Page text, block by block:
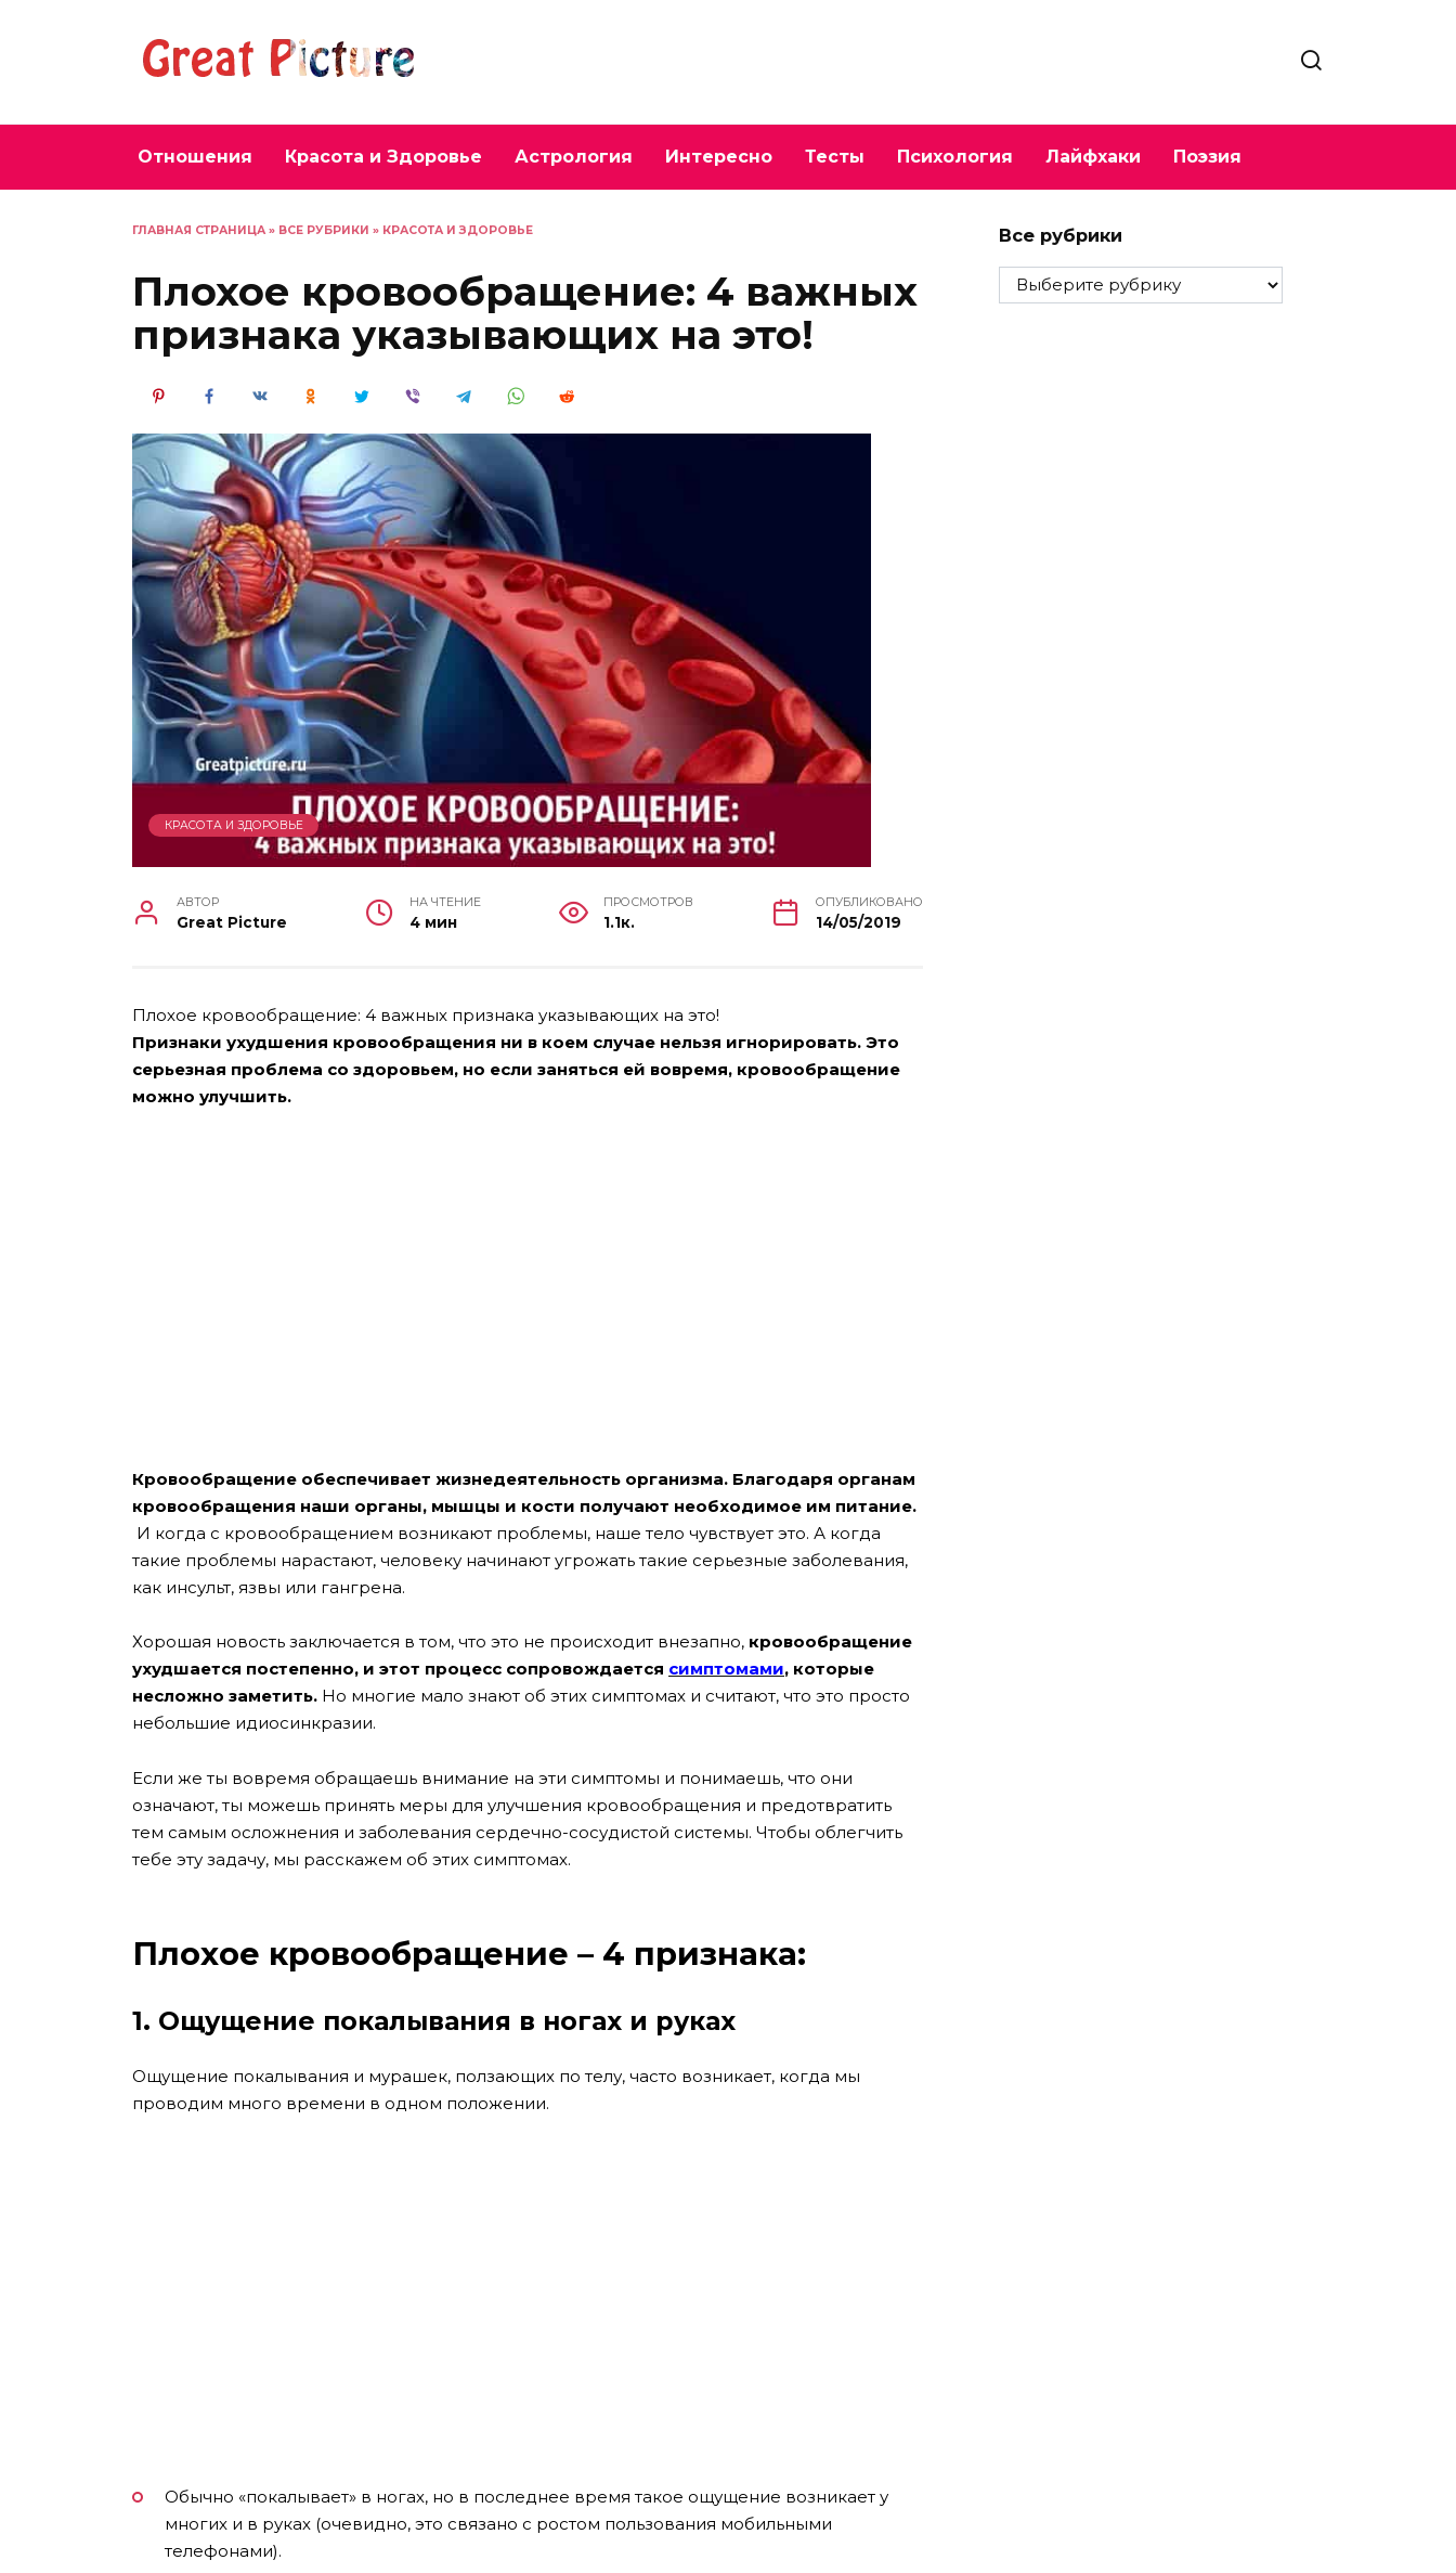
Отношения Красота и Здоровье Астрология Интересно Тесты Психология Лайфхаки Поэзия
ГЛАВНАЯ СТРАНИЦА » ВСЕ РУБРИКИ » КРАСОТА И ЗДОРОВЬЕ
Плохое кровообращение: 4 важных
признака указывающих на это!
КРАСОТА И ЗДОРОВЬЕ
АВТОР
Great Picture
НА ЧТЕНИЕ
4 мин
ПРОСМОТРОВ
1.1к.
ОПУБЛИКОВАНО
14/05/2019
Плохое кровообращение: 4 важных признака указывающих на это!
Признаки ухудшения кровообращения ни в коем случае нельзя игнорировать. Это
серьезная проблема со здоровьем, но если заняться ей вовремя, кровообращение
можно улучшить.
Кровообращение обеспечивает жизнедеятельность организма. Благодаря органам
кровообращения наши органы, мышцы и кости получают необходимое им питание.
И когда с кровообращением возникают проблемы, наше тело чувствует это. А когда
такие проблемы нарастают, человеку начинают угрожать такие серьезные заболевания,
как инсульт, язвы или гангрена.
Хорошая новость заключается в том, что это не происходит внезапно, кровообращение
ухудшается постепенно, и этот процесс сопровождается симптомами, которые
несложно заметить. Но многие мало знают об этих симптомах и считают, что это просто
небольшие идиосинкразии.
Если же ты вовремя обращаешь внимание на эти симптомы и понимаешь, что они
означают, ты можешь принять меры для улучшения кровообращения и предотвратить
тем самым осложнения и заболевания сердечно-сосудистой системы. Чтобы облегчить
тебе эту задачу, мы расскажем об этих симптомах.
Плохое кровообращение – 4 признака:
1. Ощущение покалывания в ногах и руках
Ощущение покалывания и мурашек, ползающих по телу, часто возникает, когда мы
проводим много времени в одном положении.
Обычно «покалывает» в ногах, но в последнее время такое ощущение возникает у
многих и в руках (очевидно, это связано с ростом пользования мобильными
телефонами).
Все рубрики
Все
рубрики